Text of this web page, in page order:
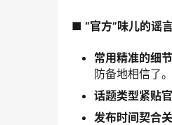
■ “官方”味儿的谣
常用精准的细
防备地相信了
话题类型紧贴官
发布时间契合